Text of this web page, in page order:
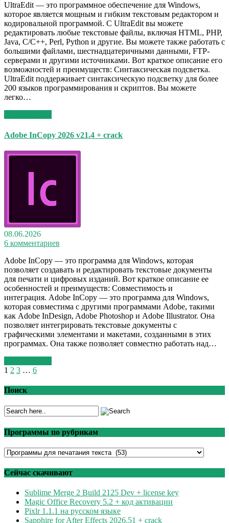
UltraEdit — это программное обеспечение для Windows,
которое является мощным и гибким текстовым редактором и
кодировальной программой. С UltraEdit вы можете
редактировать любые текстовые файлы, включая HTML, PHP,
Java, C/C++, Perl, Python и другие. Вы можете также работать с
большими файлами, шестнадцатеричными данными, FTP-
серверами и другими источниками. Вот краткое описание его
возможностей и преимуществ: Синтаксическая подсветка.
UltraEdit поддерживает синтаксическую подсветку для более
200 языков программирования и скриптов. Вы можете
легко…
Adobe InCopy 2026 v21.4 + crack
08.06.2026
6 комментариев
Adobe InCopy — это программа для Windows, которая
позволяет создавать и редактировать текстовые документы
для печати и цифровых изданий. Вот краткое описание ее
особенностей и преимуществ: Совместимость и
интеграция. Adobe InCopy — это программа для Windows,
которая совместима с другими программами Adobe, такими
как Adobe InDesign, Adobe Photoshop и Adobe Illustrator. Она
позволяет интегрировать текстовые документы с
графическими элементами и макетами, созданными в этих
программах. Она также позволяет совместно работать над…
1 2 3 … 6
Поиск
Программы по рубрикам
Программы
рубрикам
Сейчас скачивают
Sublime Merge 2 Build 2125 Dev + license key
Magic Office Recovery 5.2 + код активации
Pixlr 1.1.1 на русском языке
Sapphire for After Effects 2026.51 + crack